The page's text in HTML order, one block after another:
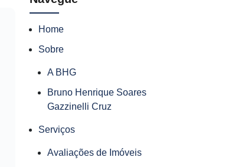
Home
Sobre
A BHG
Bruno Henrique Soares
Gazzinelli Cruz
Serviços
Avaliações de Imóveis